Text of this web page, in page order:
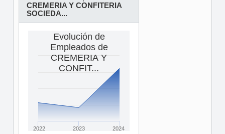
CREMERIA Y CONFITERIA
SOCIEDA...
Evolución de
Empleados de
CREMERIA Y
CONFIT...
2022 2023 2024